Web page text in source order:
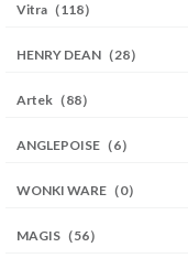
Vitra（118）
HENRY DEAN（28）
Artek（88）
ANGLEPOISE（6）
WONKI WARE（0）
MAGIS（56）